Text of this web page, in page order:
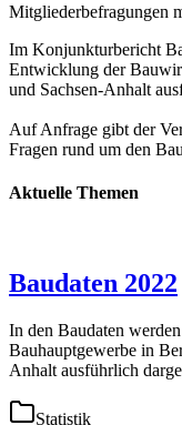
Mitgliederbefragungen
Im Konjunkturbericht
Entwicklung der
und Sachsen-Anhalt
Auf Anfrage gibt der
Fragen rund um den
Aktuelle Themen
Baudaten 2022
In den Baudaten
Bauhauptgewerbe in
Anhalt ausführlich
Statistik